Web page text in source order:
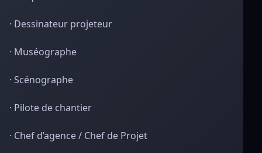
· Dessinateur projeteur
· Muséographe
· Scénographe
· Pilote de chantier
· Chef d’agence / Chef de Projet